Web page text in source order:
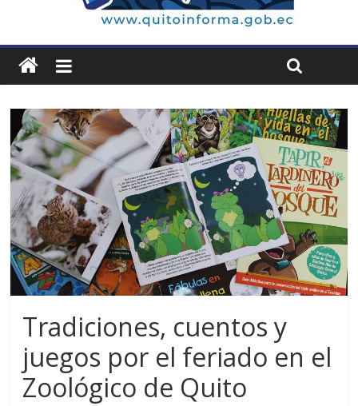
Tradiciones, cuentos y
juegos por el feriado en el
Zoológico de Quito